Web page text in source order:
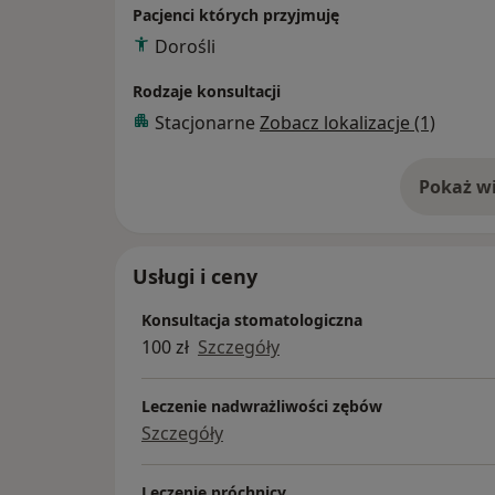
Pacjenci których przyjmuję
Dorośli
Rodzaje konsultacji
Stacjonarne Zobacz lokalizacje (1)
Pokaż o
Usługi i ceny
Konsultacja stomatologiczna
100 zł Szczegóły
Leczenie nadwrażliwości zębów
Szczegóły